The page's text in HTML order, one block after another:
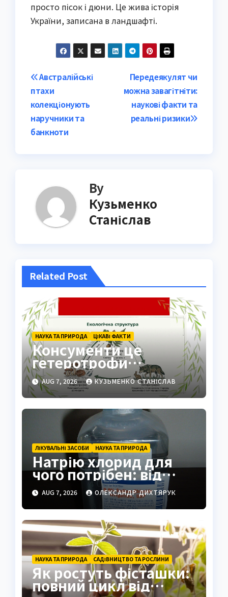
просто пісок і дюни. Це жива історія
України, записана в ландшафті.
Post
navigation
Передеякулят чи
можна завагітніти:
наукові факти та
реальні ризики
Австралійські
птахи
колекціонують
наручники та
банкноти
By
Кузьменко
Станіслав
Related Post
НАУКА ТА ПРИРОДА ЦІКАВІ ФАКТИ
Консументи це
гетеротрофи
екосистеми
AUG 7, 2026 КУЗЬМЕНКО СТАНІСЛАВ
ЛІКУВАЛЬНІ ЗАСОБИ НАУКА ТА ПРИРОДА
Натрію хлорид для
чого потрібен: від
фізрозчину до
промисловості
AUG 7, 2026 ОЛЕКСАНДР ДИХТЯРУК
НАУКА ТА ПРИРОДА САДІВНИЦТВО ТА РОСЛИНИ
Як ростуть фісташки:
повний цикл від